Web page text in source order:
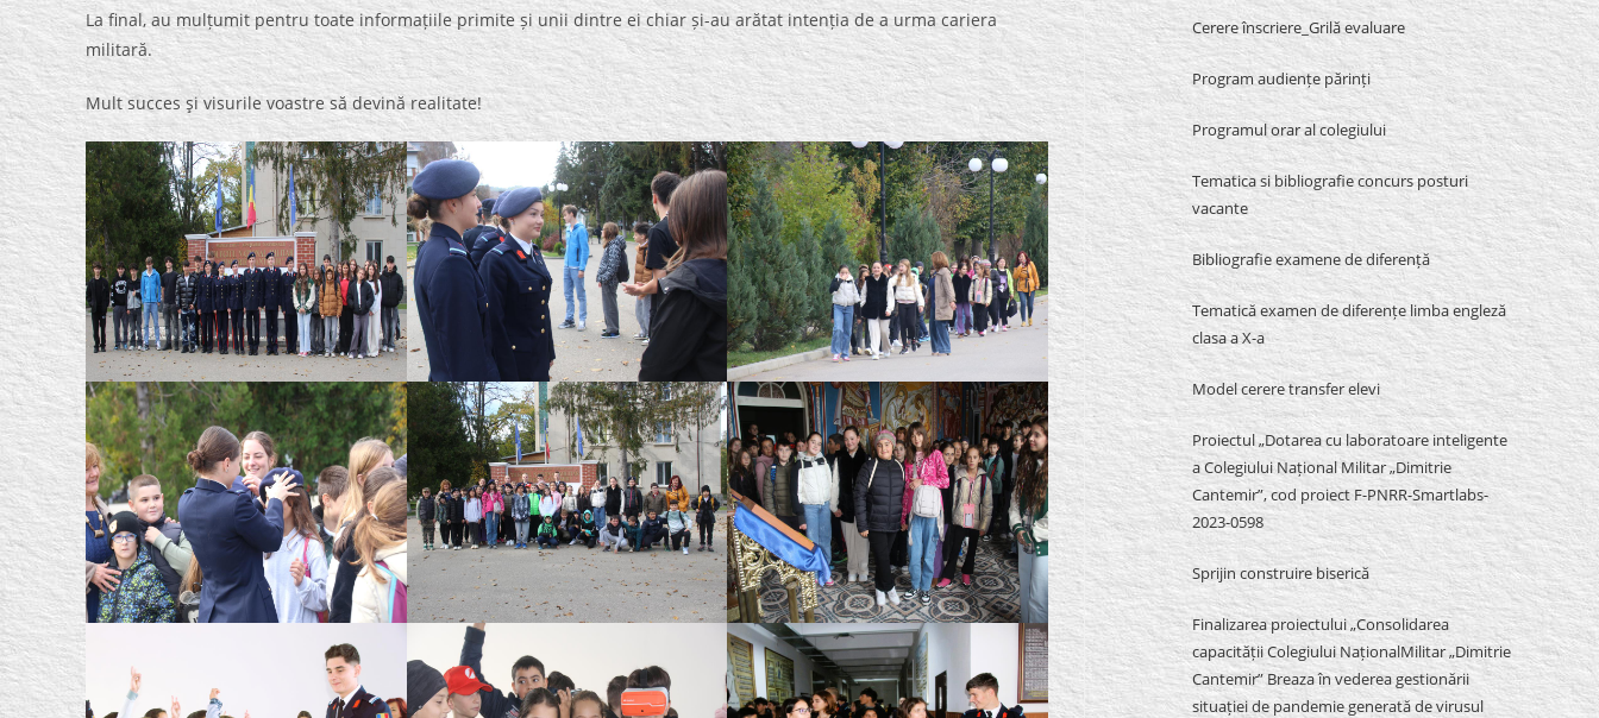
La final, au mulțumit pentru toate informațiile primite și unii dintre ei chiar și-au arătat intenția de a urma cariera
militară.
Mult succes şi visurile voastre să devină realitate!
Cerere înscriere_Grilă evaluare
Program audiențe părinți
Programul orar al colegiului
Tematica si bibliografie concurs posturi
vacante
Bibliografie examene de diferență
Tematică examen de diferențe limba engleză
clasa a X-a
Model cerere transfer elevi
Proiectul „Dotarea cu laboratoare inteligente
a Colegiului Național Militar „Dimitrie
Cantemir”, cod proiect F-PNRR-Smartlabs-
2023-0598
Sprijin construire biserică
Finalizarea proiectului „Consolidarea
capacității Colegiului NaționalMilitar „Dimitrie
Cantemir” Breaza în vederea gestionării
situației de pandemie generată de virusul